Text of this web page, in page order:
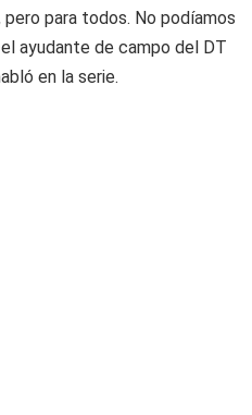
pero para todos. No podíamos
ayudante de campo del DT
en la serie.